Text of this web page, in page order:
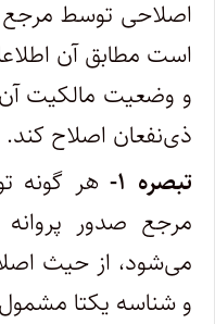
اصلاحی توسط مرجع
است مطابق آن
و وضعیت مالکیت آن
ذی‌نفعان اصلاح کند.
تبصره ۱-
هر گونه
مرجع صدور
می‌شود، از حیث
و شناسه یکتا